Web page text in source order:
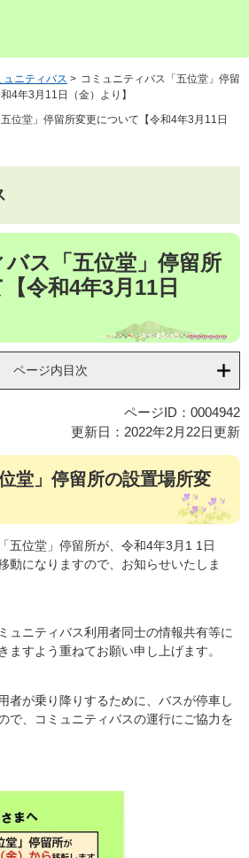
ュニティバス > コミュニティバス「五位堂」停留
4年3月11日（金）より】
位堂」停留所変更について【令和4年3月11日
ス「五位堂」停留所
令和4年3月11日
ページ内目次
ページID：0004942
更新日：2022年2月22日更新
堂」停留所の設置場所変
五位堂」停留所が、令和4年3月1 1日
動になりますので、お知らせいたしま
ュニティバス利用者同士の情報共有等に
ますよう重ねてお願い申し上げます。
者が乗り降りするために、バスが停車し
で、コミュニティバスの運行にご協力を